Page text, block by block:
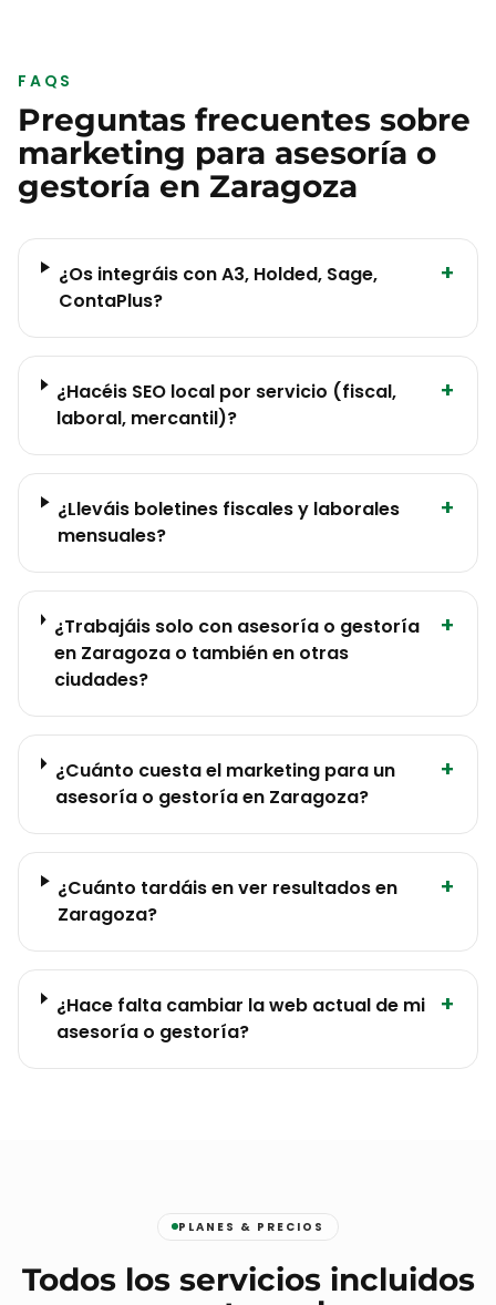
FAQS
Preguntas frecuentes sobre
marketing para asesoría o
gestoría en Zaragoza
¿Os integráis con A3, Holded, Sage,
ContaPlus?
+
¿Hacéis SEO local por servicio (fiscal,
laboral, mercantil)?
+
¿Lleváis boletines fiscales y laborales
mensuales?
+
¿Trabajáis solo con asesoría o gestoría
en Zaragoza o también en otras
ciudades?
+
¿Cuánto cuesta el marketing para un
asesoría o gestoría en Zaragoza?
+
¿Cuánto tardáis en ver resultados en
Zaragoza?
+
¿Hace falta cambiar la web actual de mi
asesoría o gestoría?
+
PLANES & PRECIOS
Todos los servicios incluidos